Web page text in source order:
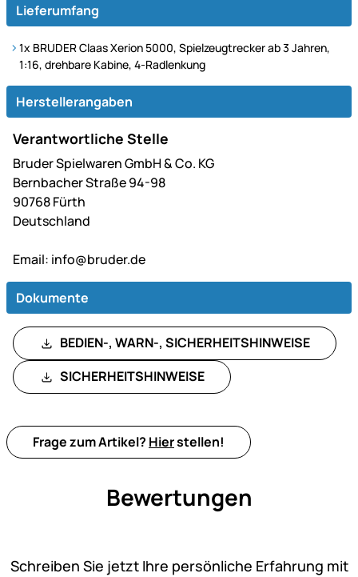
Lieferumfang
1x BRUDER Claas Xerion 5000, Spielzeugtrecker ab 3 Jahren,
1:16, drehbare Kabine, 4-Radlenkung
Herstellerangaben
Verantwortliche Stelle
Bruder Spielwaren GmbH & Co. KG
Bernbacher Straße 94-98
90768 Fürth
Deutschland
Email: info@bruder.de
Dokumente
BEDIEN-, WARN-, SICHERHEITSHINWEISE
SICHERHEITSHINWEISE
Frage zum Artikel? Hierstellen!
Bewertungen
Schreiben Sie jetzt Ihre persönliche Erfahrung mit